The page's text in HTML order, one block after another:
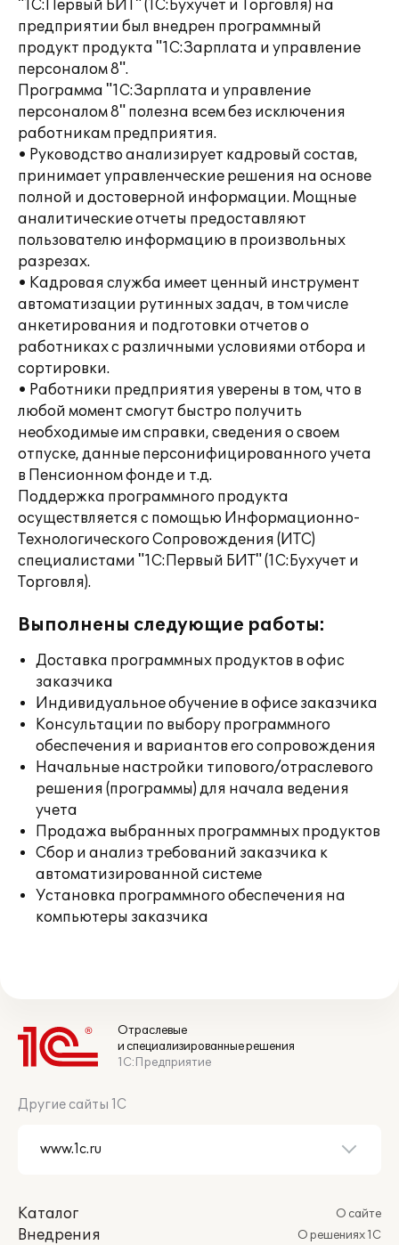
"1С:Первый БИТ" (1С:Бухучет и Торговля) на
предприятии был внедрен программный
продукт продукта "1С:Зарплата и управление
персоналом 8".
Программа "1С:Зарплата и управление
персоналом 8" полезна всем без исключения
работникам предприятия.
• Руководство анализирует кадровый состав,
принимает управленческие решения на основе
полной и достоверной информации. Мощные
аналитические отчеты предоставляют
пользователю информацию в произвольных
разрезах.
• Кадровая служба имеет ценный инструмент
автоматизации рутинных задач, в том числе
анкетирования и подготовки отчетов о
работниках с различными условиями отбора и
сортировки.
• Работники предприятия уверены в том, что в
любой момент смогут быстро получить
необходимые им справки, сведения о своем
отпуске, данные персонифицированного учета
в Пенсионном фонде и т.д.
Поддержка программного продукта
осуществляется с помощью Информационно-
Технологического Сопровождения (ИТС)
специалистами "1С:Первый БИТ" (1С:Бухучет и
Торговля).
Выполнены следующие работы:
Доставка программных продуктов в офис
заказчика
Индивидуальное обучение в офисе заказчика
Консультации по выбору программного
обеспечения и вариантов его сопровождения
Начальные настройки типового/отраслевого
решения (программы) для начала ведения
учета
Продажа выбранных программных продуктов
Сбор и анализ требований заказчика к
автоматизированной системе
Установка программного обеспечения на
компьютеры заказчика
Отраслевые
и специализированные решения
1С:Предприятие
Другие сайты 1С
Каталог
Внедрения
О сайте
О решениях 1С